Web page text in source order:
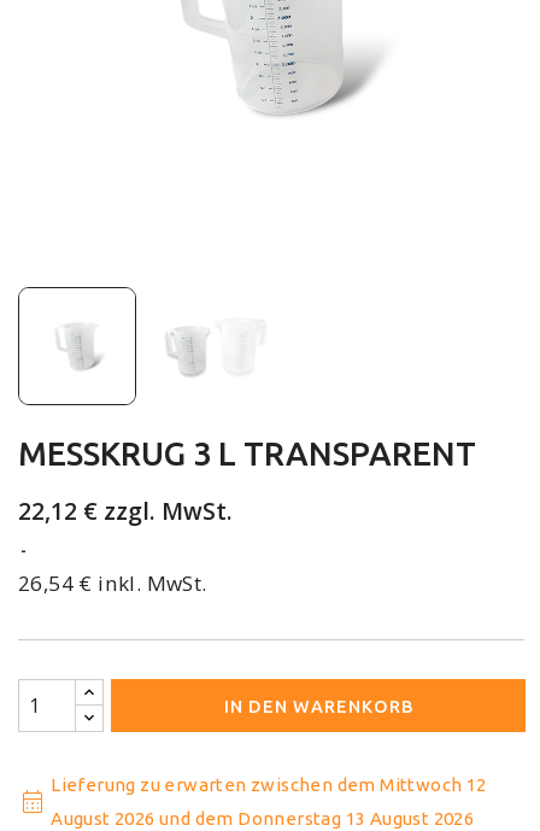
MESSKRUG 3 L TRANSPARENT
22,12 € zzgl. MwSt.
26,54 € inkl. MwSt.
IN DEN WARENKORB
calendar_month
Lieferung zu erwarten zwischen dem Mittwoch 12
August 2026 und dem Donnerstag 13 August 2026